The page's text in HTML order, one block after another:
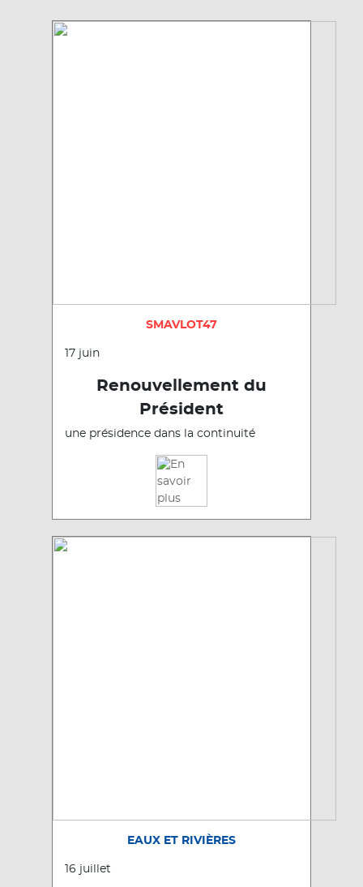
SMAVLOT47
17 juin
Renouvellement du
Président
une présidence dans la continuité
EAUX ET RIVIÈRES
16 juillet